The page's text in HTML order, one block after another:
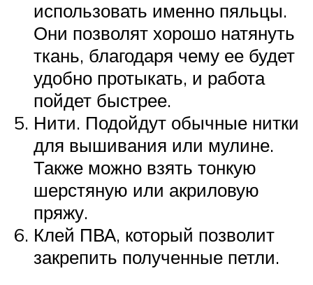
использовать именно пяльцы.
Они позволят хорошо натянуть
ткань, благодаря чему ее будет
удобно протыкать, и работа
пойдет быстрее.
Нити. Подойдут обычные нитки
для вышивания или мулине.
Также можно взять тонкую
шерстяную или акриловую
пряжу.
Клей ПВА, который позволит
закрепить полученные петли.